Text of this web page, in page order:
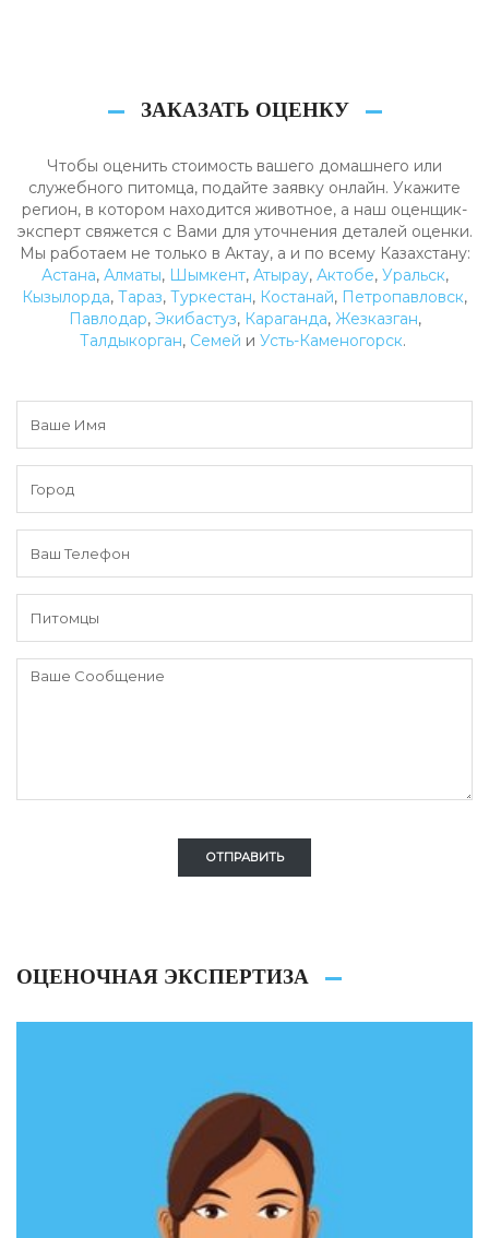
ЗАКАЗАТЬ ОЦЕНКУ
Чтобы оценить стоимость вашего домашнего или
служебного питомца, подайте заявку онлайн. Укажите
регион, в котором находится животное, а наш оценщик-
эксперт свяжется с Вами для уточнения деталей оценки.
Мы работаем не только в Актау, а и по всему Казахстану:
Астана, Алматы, Шымкент, Атырау, Актобе, Уральск,
Кызылорда, Тараз, Туркестан, Костанай, Петропавловск,
Павлодар, Экибастуз, Караганда, Жезказган,
Талдыкорган, Семей и Усть-Каменогорск.
ОТПРАВИТЬ
ОЦЕНОЧНАЯ ЭКСПЕРТИЗА